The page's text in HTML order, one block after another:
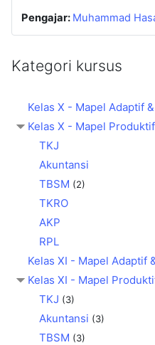
Pengajar: Muhammad
Kategori kursus
Kelas X - Mapel Adaptif
Kelas X - Mapel Produktif
TKJ
Akuntansi
TBSM (2)
TKRO
AKP
RPL
Kelas XI - Mapel Adaptif
Kelas XI - Mapel
TKJ (3)
Akuntansi (3)
TBSM (3)